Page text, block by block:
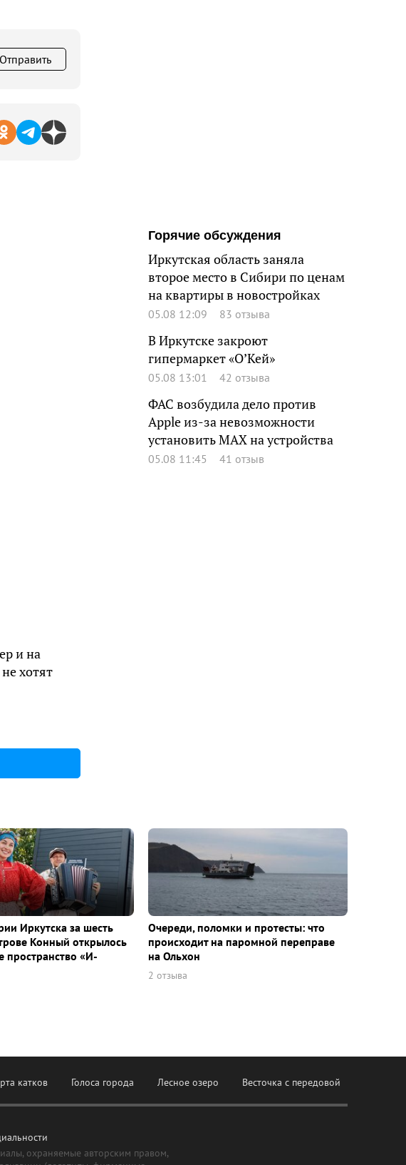
Отправить
и на
хотят
Горячие обсуждения
Иркутская область заняла
второе место в Сибири по ценам
на квартиры в новостройках
05.08 12:09 83 отзыва
В Иркутске закроют
гипермаркет «О’Кей»
05.08 13:01 42 отзыва
ФАС возбудила дело против
Apple из-за невозможности
установить MAX на устройства
05.08 11:45 41 отзыв
Иркутска за шесть
Конный открылось
пространство «И-
Очереди, поломки и протесты: что
происходит на паромной переправе
на Ольхон
2 отзыва
катков Голоса города Лесное озеро Весточка с передовой
охраняемые авторским правом,